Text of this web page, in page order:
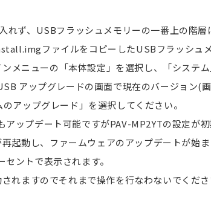
ず、USBフラッシュメモリーの一番上の階層
ファイルをコピーしたUSBフラッシュ
メニューの「本体設定」を選択し、「システ
アップグレードの画面で現在のバージョ
アップグレード」を選択してください。
ップデート可能ですがPAV-MP2YTの設定が初
起動し、ファームウェアのアップデートが始ま
ントで表示されます。
れますのでそれまで操作を行なわないでくださ